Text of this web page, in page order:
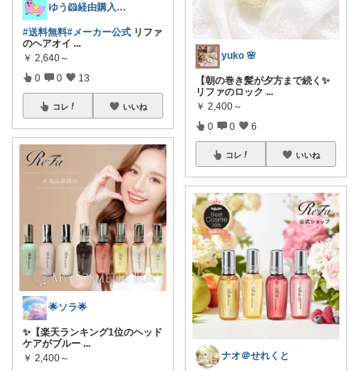
ゆう🐹経由購入感謝🙇‍♀️
#送料無料#メーカー公式 リファ
のヘアオイ ...
￥ 2,640～
0 0 13
コレ いいね
🌟ソラ🌟
✨【楽天ランキング1位のヘッド
ケアがブルー ...
￥ 2,400～
yuko 🌸
【朝の巻き髪が夕方まで続く✨
リファのロック ...
￥ 2,400～
0 0 6
コレ いいね
ナオ＠せれくと